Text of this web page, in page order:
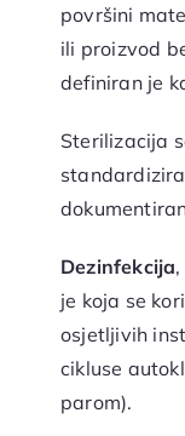
površini
ili proizvod
definiran je
Sterilizacija
Dezinfekcija
je koja se
osjetljivih
cikluse
parom).